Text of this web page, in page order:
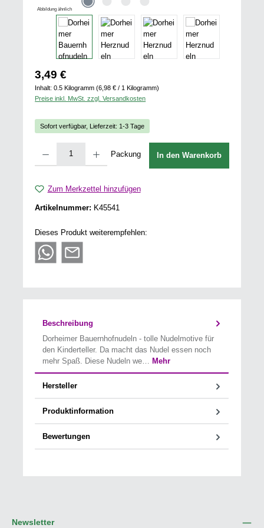
Abbildung ähnlich
Regulärer Preis:
3,49 €
Inhalt:0.5 Kilogramm(6,98 € / 1 Kilogramm)
Preise inkl. MwSt. zzgl. Versandkosten
Sofort verfügbar, Lieferzeit: 1-3 Tage
Packung In den Warenkorb
Zum Merkzettel hinzufügen
Artikelnummer: K45541
Dieses Produkt weiterempfehlen:
Beschreibung
Dorheimer Bauernhofnudeln - tolle Nudelmotive für
den Kinderteller. Da macht das Nudel essen noch
mehr Spaß. Diese Nudeln we… Mehr
Hersteller
Produktinformation
Bewertungen
Newsletter